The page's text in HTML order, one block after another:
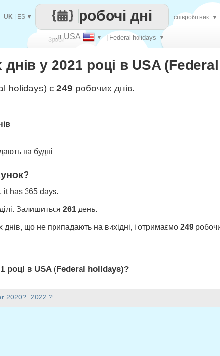
Зроби
кожен
..в USA ▼ | Federal holidays ▼
робочі дні
UK ES ▼ співробітник ▼
2020? 2022 ?
днів у 2021 році в USA
holidays) є 249 робочих днів.
на будні
it has 365 days.
Залишиться 261 день.
днів, що не припадають на вихідні, і отримаємо 249
році в USA (Federal holidays)?